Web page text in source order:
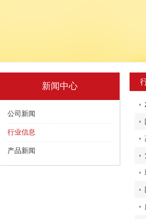
新闻中心
公司新闻
行业信息
产品新闻